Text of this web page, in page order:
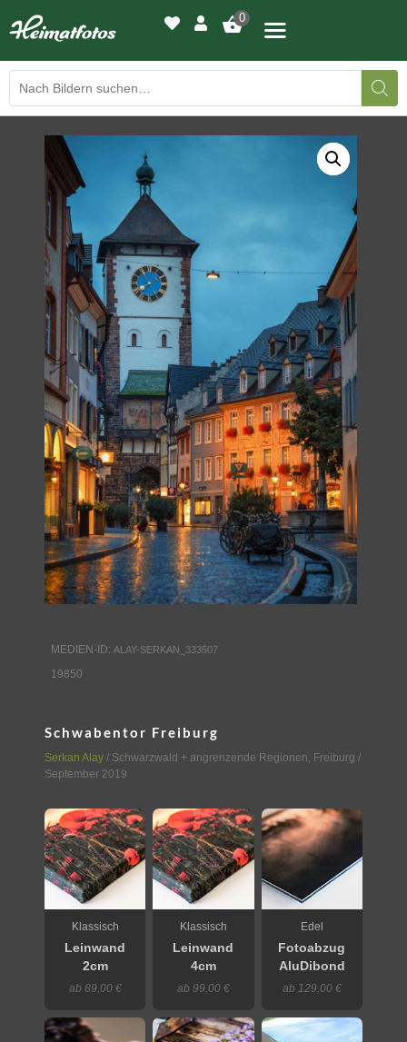
0
BILDERGALERIE
DRUCKQUALITÄTEN
LED-LEUCHTBILDER
WIR DRUCKEN IHR BILD
AUSSTELLUNGEN
HEIMATLICHTER
KONTAKT
MEDIEN-ID: ALAY-SERKAN_333507
19850
Schwabentor Freiburg
Serkan Alay / Schwarzwald + angrenzende Regionen Freiburg /
September 2019
Klassisch
Leinwand
2cm
ab 89,00 €
Klassisch
Leinwand
4cm
ab 99,00 €
Edel
Fotoabzug
AluDibond
ab 129,00 €